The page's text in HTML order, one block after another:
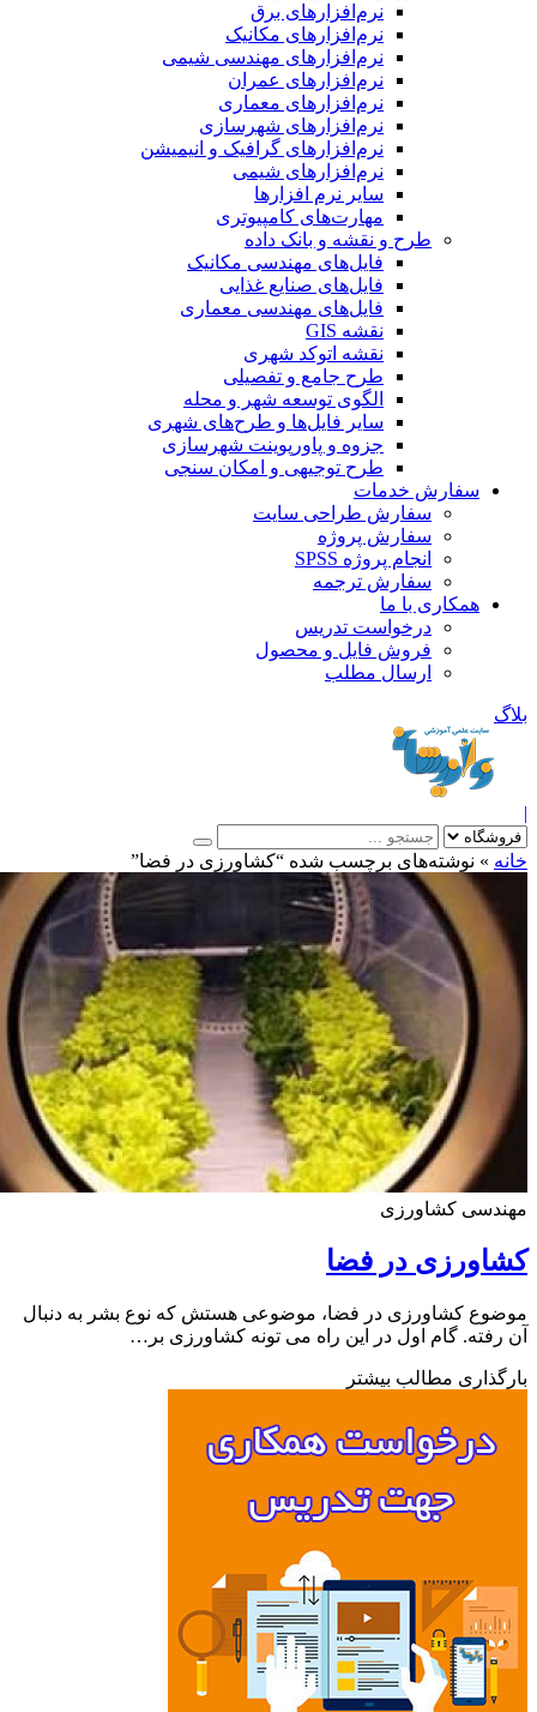
نرم‌افزارهای برق
نرم‌افزارهای مکانیک
نرم‌افزارهای مهندسی شیمی
نرم‌افزارهای عمران
نرم‌افزارهای معماری
نرم‌افزارهای شهرسازی
نرم‌افزارهای گرافیک و انیمیشن
نرم‌افزارهای شیمی
سایر نرم افزارها
مهارت‌های کامپیوتری
طرح و نقشه و بانک داده
فایل‌های مهندسی مکانیک
فایل‌های صنایع غذایی
فایل‌های مهندسی معماری
نقشه GIS
نقشه اتوکد شهری
طرح جامع و تفصیلی
الگوی توسعه شهر و محله
سایر فایل‌ها و طرح‌های شهری
جزوه و پاورپوینت شهرسازی
طرح توجیهی و امکان سنجی
سفارش خدمات
سفارش طراحی سایت
سفارش پروژه
انجام پروژه SPSS
سفارش ترجمه
همکاری با ما
درخواست تدریس
فروش فایل و محصول
ارسال مطلب
»نوشته‌های برچسب شده “کشاورزی در فضا”
کشاورزی
در فضا
کشاورزی در فضا، موضوعی هستش که نوع بشر به دنبال
گام اول در این راه می تونه کشاورزی بر…
مطالب بیشتر